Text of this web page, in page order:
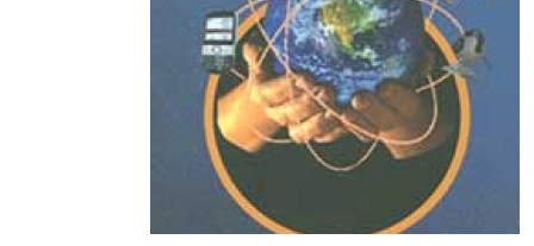
- هل تعلم أن المرجان إفراز حيواني يتكون في البحر ويتركب
من مادة كربونات الكلسيوم، وهو أحمر أو شديد الحمرة وهو
أجود أنواعه، ويمتاز بكبر الحجم ويسمى الش